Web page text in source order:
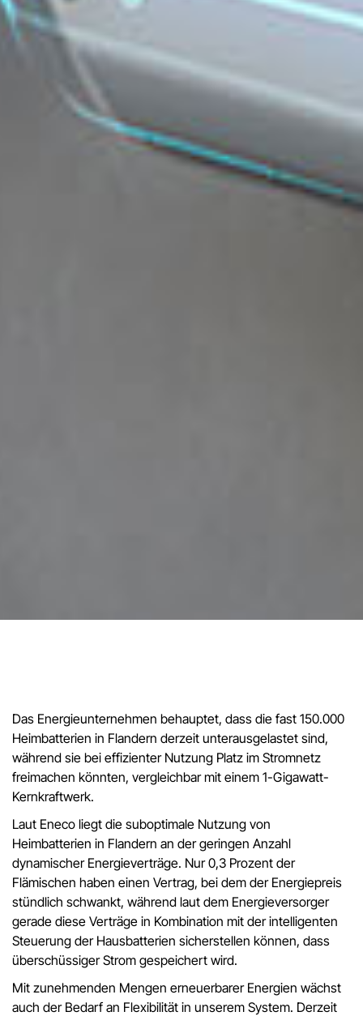
Das Energieunternehmen behauptet, dass die fast 150.000
Heimbatterien in Flandern derzeit unterausgelastet sind,
während sie bei effizienter Nutzung Platz im Stromnetz
freimachen könnten, vergleichbar mit einem 1-Gigawatt-
Kernkraftwerk.
Laut Eneco liegt die suboptimale Nutzung von
Heimbatterien in Flandern an der geringen Anzahl
dynamischer Energieverträge. Nur 0,3 Prozent der
Flämischen haben einen Vertrag, bei dem der Energiepreis
stündlich schwankt, während laut dem Energieversorger
gerade diese Verträge in Kombination mit der intelligenten
Steuerung der Hausbatterien sicherstellen können, dass
überschüssiger Strom gespeichert wird.
Mit zunehmenden Mengen erneuerbarer Energien wächst
auch der Bedarf an Flexibilität in unserem System. Derzeit